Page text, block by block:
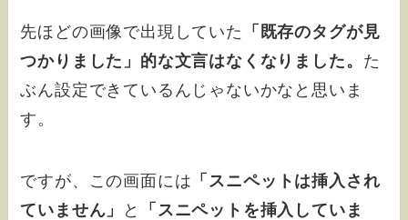
先ほどの画像で出現していた
「既存のタグが見
つかりました」的な文言はなくなりました。 た
ぶん設定できているんじゃないかなと思いま
す。
ですが、この画面には 「スニペットは挿入され
ていません」
と
「スニペットを挿入していま